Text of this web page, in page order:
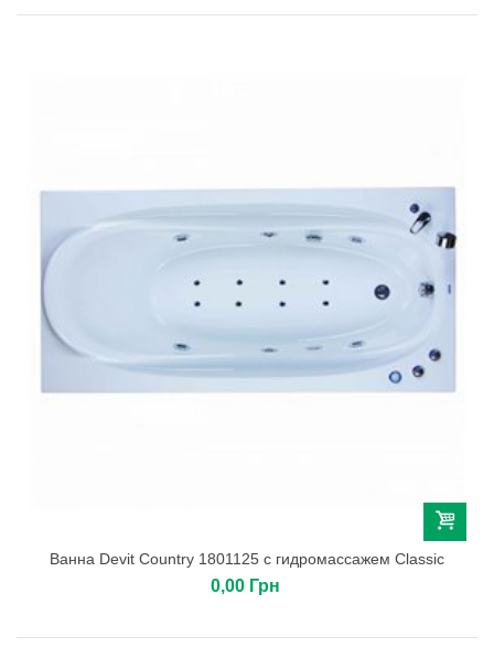
Ванна Devit Country 1801125 с гидромассажем Classic
0,00 Грн